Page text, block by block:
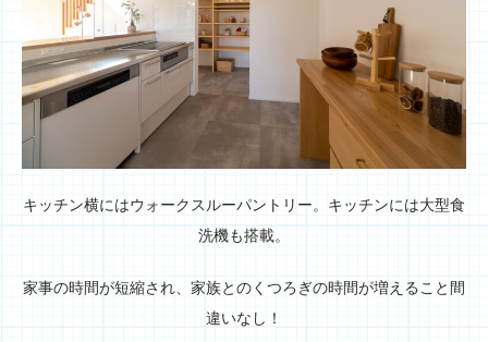
キッチン横にはウォークスルーパントリー。キッチンには大型食
洗機も搭載。
家事の時間が短縮され、家族とのくつろぎの時間が増えること間
違いなし！